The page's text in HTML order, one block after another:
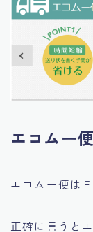
エコムー
エコムー便は
正確に言うと